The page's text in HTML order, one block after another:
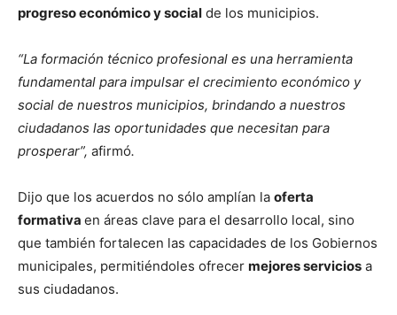
progreso económico y social de los municipios.
“La formación técnico profesional es una herramienta
fundamental para impulsar el crecimiento económico y
social de nuestros municipios, brindando a nuestros
ciudadanos las oportunidades que necesitan para
prosperar”, afirmó.
Dijo que los acuerdos no sólo amplían la oferta
formativa en áreas clave para el desarrollo local, sino
que también fortalecen las capacidades de los Gobiernos
municipales, permitiéndoles ofrecer mejores servicios a
sus ciudadanos.